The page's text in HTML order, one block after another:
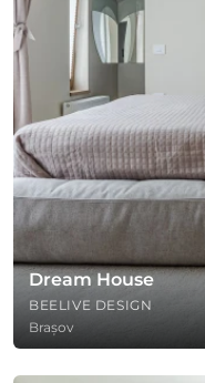
Dream House
BEELIVE DESIGN
Brașov